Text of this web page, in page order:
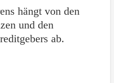
hängt von den
und den
ab.